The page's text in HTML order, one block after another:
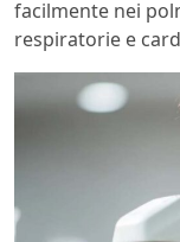
facilmente nei
respiratorie e